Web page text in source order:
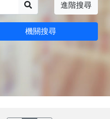
進階搜尋
機關搜尋